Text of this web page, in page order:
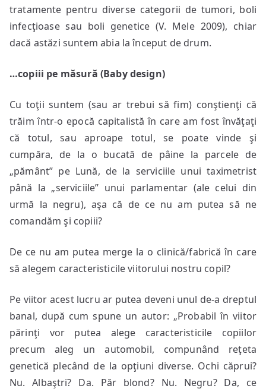
tratamente pentru diverse categorii de tumori, boli
infecţioase sau boli genetice (V. Mele 2009), chiar
dacă astăzi suntem abia la început de drum.
…copiii pe măsură (Baby design)
Cu toţii suntem (sau ar trebui să fim) conştienţi că
trăim într-o epocă capitalistă în care am fost învăţaţi
că totul, sau aproape totul, se poate vinde şi
cumpăra, de la o bucată de pâine la parcele de
„pământ” pe Lună, de la serviciile unui taximetrist
până la „serviciile” unui parlamentar (ale celui din
urmă la negru), aşa că de ce nu am putea să ne
comandăm şi copiii?
De ce nu am putea merge la o clinică/fabrică în care
să alegem caracteristicile viitorului nostru copil?
Pe viitor acest lucru ar putea deveni unul de-a dreptul
banal, după cum spune un autor: „Probabil în viitor
părinţi vor putea alege caracteristicile copiilor
precum aleg un automobil, compunând reţeta
genetică plecând de la opţiuni diverse. Ochi căprui?
Nu. Albaştri? Da. Păr blond? Nu. Negru? Da, ce